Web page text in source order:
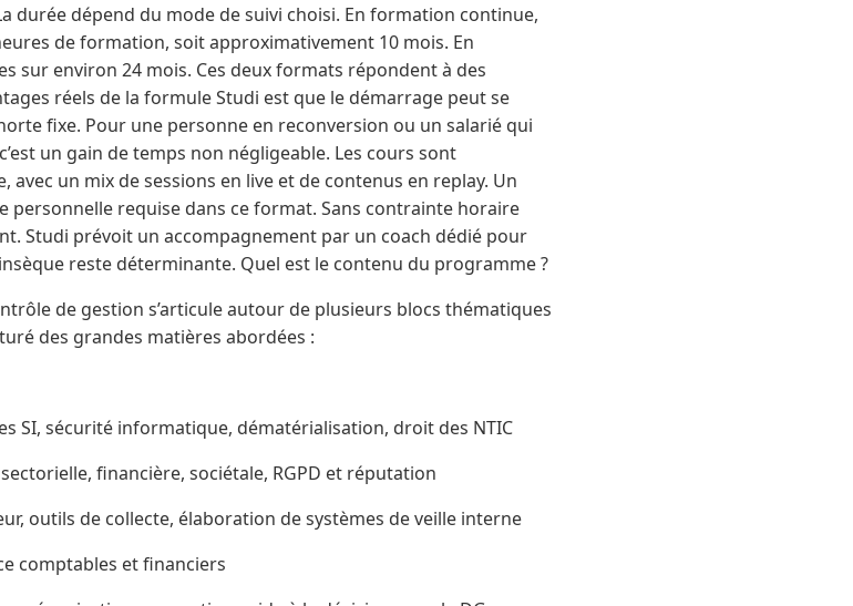
durée dépend du mode de suivi choisi. En formation continue,
de formation, soit approximativement 10 mois. En
sur environ 24 mois. Ces deux formats répondent à des
réels de la formule Studi est que le démarrage peut se
fixe. Pour une personne en reconversion ou un salarié qui
un gain de temps non négligeable. Les cours sont
avec un mix de sessions en live et de contenus en replay. Un
personnelle requise dans ce format. Sans contrainte horaire
Studi prévoit un accompagnement par un coach dédié pour
reste déterminante. Quel est le contenu du programme ?
de gestion s’articule autour de plusieurs blocs thématiques
des grandes matières abordées :
SI, sécurité informatique, dématérialisation, droit des NTIC
financière, sociétale, RGPD et réputation
outils de collecte, élaboration de systèmes de veille interne
comptables et financiers